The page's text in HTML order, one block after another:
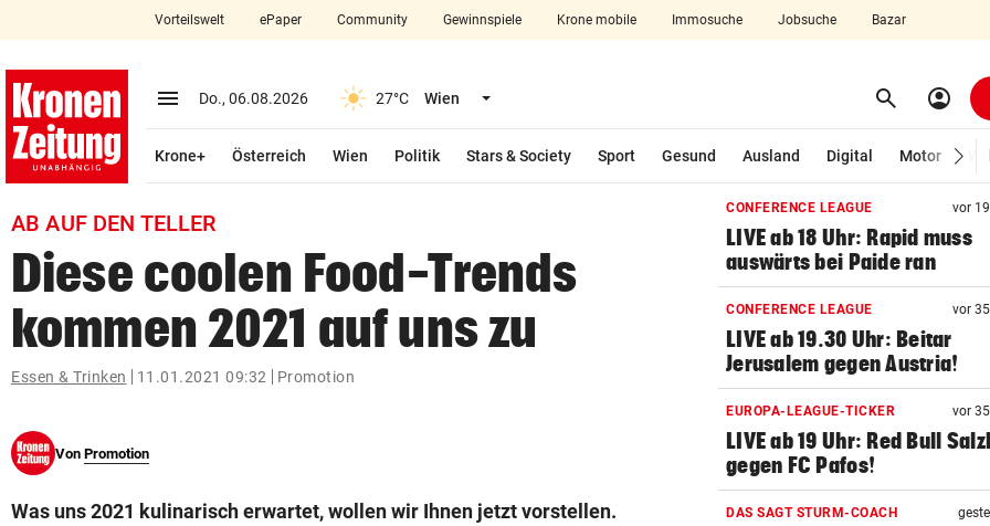
closeSchließen
account_circle Anmelden
arrow_right
pin_drop
bookmark
search
Suchbegriff
© Krone Multimedia GmbH & Co KG 2026
Vorteilswelt ePaper Community Gewinnspiele Krone mobile Immosuche Jobsuche Bazar
menu Menü aufklappen
Do., 06.08.2026 27°C Wien Menü aufklappen search Suchen
account_circle
Krone+ Österreich Wien Politik Stars & Society Sport Gesund Ausland Digital Motor
AB AUF DEN TELLER
Diese coolen Food-Trends
kommen 2021 auf uns zu
Essen & Trinken 11.01.2021 09:32 Promotion
Von Promotion
Was uns 2021 kulinarisch erwartet, wollen wir Ihnen jetzt vorstellen.
CONFERENCE LEAGUE vor
LIVE ab 18 Uhr: Rapid muss
auswärts bei Paide ran
CONFERENCE LEAGUE vor
LIVE ab 19.30 Uhr: Beitar
Jerusalem gegen Austria!
EUROPA-LEAGUE-TICKER vor
LIVE ab 19 Uhr: Red Bull
gegen FC Pafos!
DAS SAGT STURM-COACH